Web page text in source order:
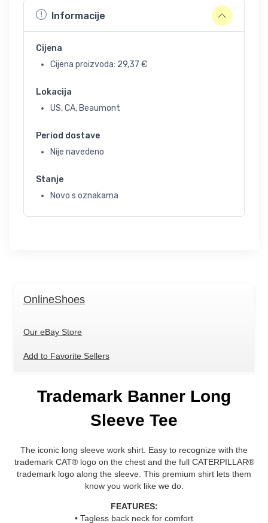
Informacije
Cijena
Cijena proizvoda: 29,37 €
Lokacija
US, CA, Beaumont
Period dostave
Nije navedeno
Stanje
Novo s oznakama